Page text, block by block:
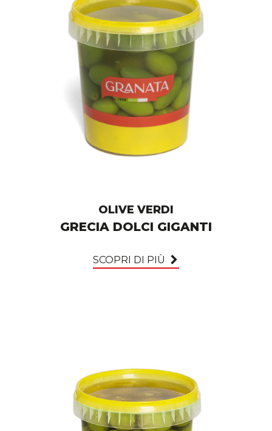
OLIVE VERDI
GRECIA DOLCI GIGANTI
SCOPRI DI PIÙ